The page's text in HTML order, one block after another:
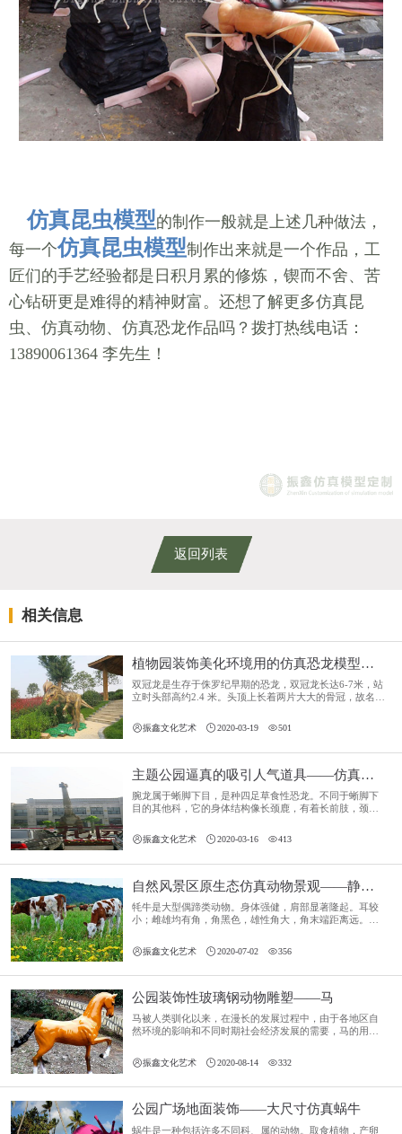
仿真昆虫模型的制作一般就是上述几种做法，
每一个仿真昆虫模型制作出来就是一个作品，工
匠们的手艺经验都是日积月累的修炼，锲而不舍、苦
心钻研更是难得的精神财富。还想了解更多仿真昆
虫、仿真动物、仿真恐龙作品吗？拨打热线电话：
13890061364 李先生！
返回列表
相关信息
植物园装饰美化环境用的仿真恐龙模型——5米双冠龙
双冠龙是生存于侏罗纪早期的恐龙，双冠龙长达6-7米，站
立时头部高约2.4 米。头顶上长着两片大大的骨冠，故名双
月形的骨质顶饰；部纤细，有许多细小而尖利的牙齿；前
肢短小，后肢长而粗壮，用后肢行走，行动敏捷；尾巴长
振鑫文化艺术 2020-03-19 501
主题公园逼真的吸引人气道具——仿真机械恐龙
腕龙属于蜥脚下目，是种四足草食性恐龙。不同于蜥脚下
目的其他科，它的身体结构像长颈鹿，有着长前肢，颈部
时四脚着地。腕龙的前腿比后腿长。每只脚有五个脚趾
头。每只前脚中的一个脚趾和每只后脚中的三个脚趾上有
振鑫文化艺术 2020-03-16 413
自然风景区原生态仿真动物景观——静态牦牛
牦牛是大型偶蹄类动物。身体强健，肩部显著隆起。耳较
小；雌雄均有角，角黑色，雄性角大，角末端距离远。四
部毛长而下垂，常常接近地面。
振鑫文化艺术 2020-07-02 356
公园装饰性玻璃钢动物雕塑——马
马被人类驯化以来，在漫长的发展过程中，由于各地区自
然环境的影响和不同时期社会经济发展的需要，马的用途
乐等多个阶段交替或互相融合的过程。
振鑫文化艺术 2020-08-14 332
公园广场地面装饰——大尺寸仿真蜗牛
蜗牛是一种包括许多不同科、属的动物。取食植物，产卵